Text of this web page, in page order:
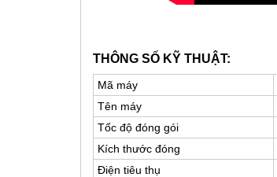
THÔNG SỐ KỸ THUẬT:
Mã máy
Tên máy
Tốc độ đóng gói
Kích thước đóng
Điện tiêu thụ